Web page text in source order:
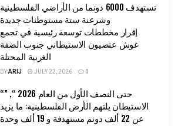
تستهدف 6000 دونما من الأراضي الفلسطينية
وشرعنة ستة مستوطنات جديدة
إقرار مخططات توسعة رئيسية في تجمع
غوش عتصيون الاستيطاني جنوب الضفة
الغربية المحتلة
BYARIJ JULY 22, 2026 0
“حتى النصف الأول من العام 2026 “, ”
الاستيطان يلتهم الأرض الفلسطينية: ما يزيد
عن 22 ألف دونم مستهدفة و 19 ألف وحدة